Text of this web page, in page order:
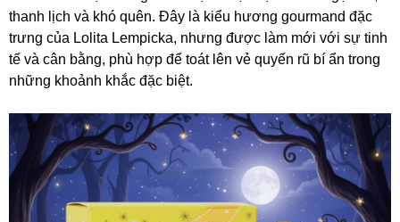
thanh lịch và khó quên. Đây là kiểu hương gourmand đặc
trưng của Lolita Lempicka, nhưng được làm mới với sự tinh
tế và cân bằng, phù hợp để toát lên vẻ quyến rũ bí ẩn trong
những khoảnh khắc đặc biệt.